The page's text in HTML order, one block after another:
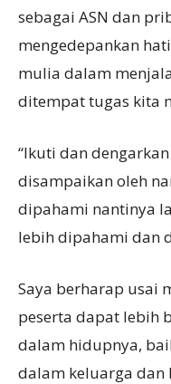
sebagai ASN dan
mengedepankan
mulia dalam
ditempat tugas kita
“Ikuti dan
disampaikan oleh
dipahami nantinya
lebih dipahami dan
Saya berharap usai
peserta dapat lebih
dalam hidupnya,
dalam keluarga dan